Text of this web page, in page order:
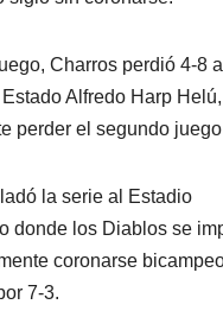
Charros perdió 4-8
Alfredo Harp
perder el segundo
la serie al Estadio
donde los Diablos se
coronarse
7-3.